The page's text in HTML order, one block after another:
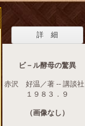
詳 細
ビ－ル酵母の驚異
赤沢 好温／著 -- 講談社
１９８３．９
（画像なし）